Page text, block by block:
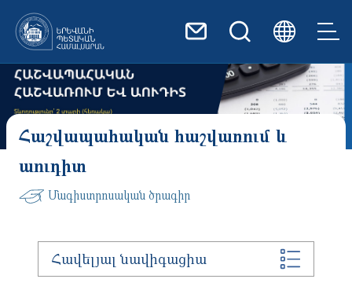
Հաշվապահական հաշվառում և
աուդիտ
Մագիստրոսական ծրագիր
Հավելյալ նավիգացիա